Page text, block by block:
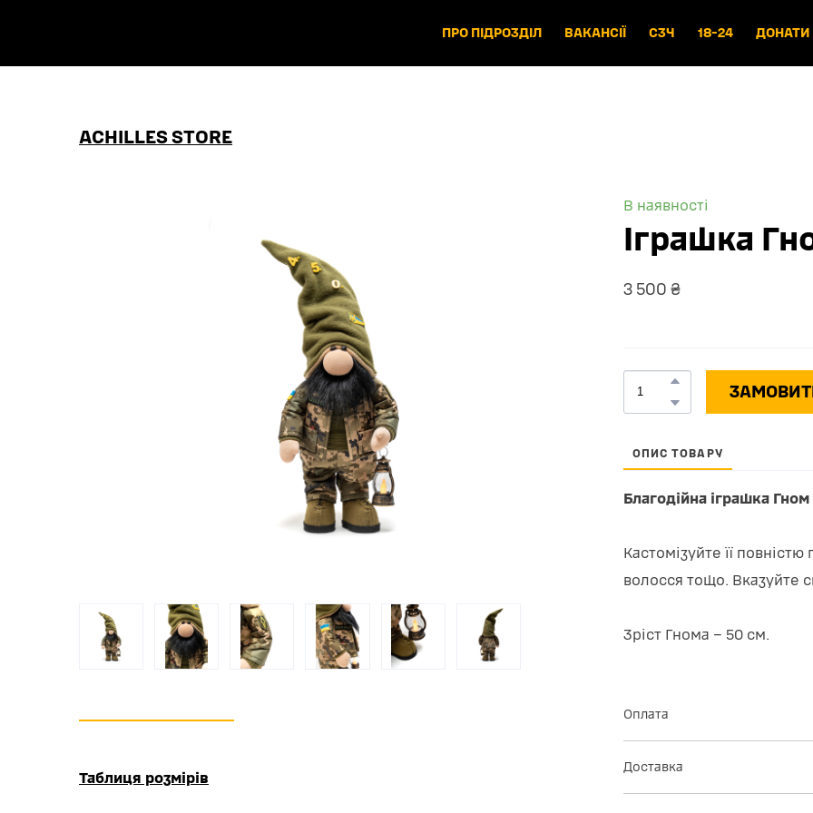
ПРО ПІДРОЗДІЛ ВАКАНСІЇ СЗЧ 18-24 ДОНАТИ
ACHILLES STORE
Таблиця розмірів
В наявності
Іграшка
3 500 ₴
ОПИС ТОВАРУ
Благодійна іграшка
Кастомізуйте її
волосся тощо. Вказуйте
Зріст Гнома – 50 см.
Оплата
комісій. Переконайтесь
Інтернет.
Доставка